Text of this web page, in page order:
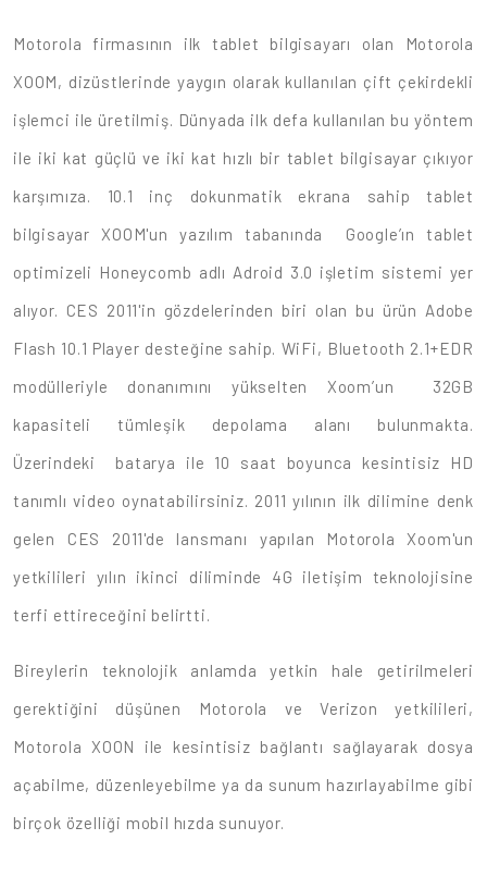
Motorola firmasının ilk tablet bilgisayarı olan Motorola
XOOM, dizüstlerinde yaygın olarak kullanılan çift çekirdekli
işlemci ile üretilmiş. Dünyada ilk defa kullanılan bu yöntem
ile iki kat güçlü ve iki kat hızlı bir tablet bilgisayar çıkıyor
karşımıza. 10.1 inç dokunmatik ekrana sahip tablet
bilgisayar XOOM'un yazılım tabanında Google’ın tablet
optimizeli Honeycomb adlı Adroid 3.0 işletim sistemi yer
alıyor. CES 2011'in gözdelerinden biri olan bu ürün Adobe
Flash 10.1 Player desteğine sahip. WiFi, Bluetooth 2.1+EDR
modülleriyle donanımını yükselten Xoom’un 32GB
kapasiteli tümleşik depolama alanı bulunmakta.
Üzerindeki batarya ile 10 saat boyunca kesintisiz HD
tanımlı video oynatabilirsiniz. 2011 yılının ilk dilimine denk
gelen CES 2011'de lansmanı yapılan Motorola Xoom'un
yetkilileri yılın ikinci diliminde 4G iletişim teknolojisine
terfi ettireceğini belirtti.
Bireylerin teknolojik anlamda yetkin hale getirilmeleri
gerektiğini düşünen Motorola ve Verizon yetkilileri,
Motorola XOON ile kesintisiz bağlantı sağlayarak dosya
açabilme, düzenleyebilme ya da sunum hazırlayabilme gibi
birçok özelliği mobil hızda sunuyor.